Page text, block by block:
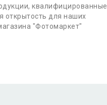
квалифицированные
открытость для наших
"Фотомаркет"